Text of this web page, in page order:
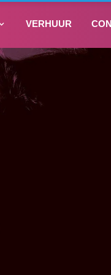
VERHUUR